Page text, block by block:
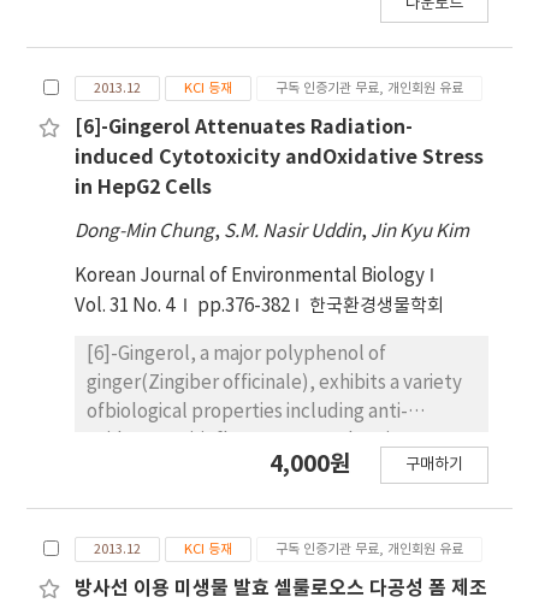
poly(ethylene glycol)(PEG), and iodine(I2) to
modified nanoparticles were prepared by
the grafting of POEM to TiO2 and SiO2
nanoparticles and put into PEG, MPII and I2
to produce polymer electrolyte membranes.
modified nanoparticles in addition to ionic
liquid were confirmed by FT-IR spectroscopy
and DSC, providing gel formation of
employing TiO2-POEM/PEG/MPII/I2(3.3%)
was slightly higher than that employing SiO2-
POEM/PEG/MPII/I2(2.9%) due to the
different ionic conductivity of electrolytes
다운로드
2013.12 KCI 등재 구독 인증기관 무료, 개인회원 유료
[6]-Gingerol Attenuates Radiation-
induced Cytotoxicity andOxidative Stress
in HepG2 Cells
Dong-Min Chung, S.M. Nasir Uddin, Jin Kyu Kim
Korean Journal of Environmental Biology
Vol. 31 No. 4
pp.376-382 한국환경생물학회
[6]-Gingerol, a major polyphenol of
ginger(Zingiber officinale), exhibits a variety
ofbiological properties including anti-
activity. However,the radioprotective effect
radioprotective effect of [6]-gingerol against
radiation-induced cell cytotoxicity and
4,000원 구매하기
2013.12 KCI 등재 구독 인증기관 무료, 개인회원 유료
방사선 이용 미생물 발효 셀룰로오스 다공성 폼 제조